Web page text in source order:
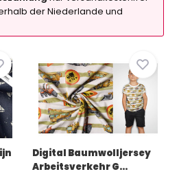
der Niederlande und
Digital Baumwolljersey
Arbeitsverkehr G...